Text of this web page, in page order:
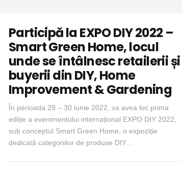
Participă la EXPO DIY 2022 –
Smart Green Home, locul
unde se întâlnesc retailerii și
buyerii din DIY, Home
Improvement & Gardening
În perioada 29 – 30 iunie 2022, va avea loc prima
ediție a evenimentului internațional EXPO DIY 2022,
sub conceptul Smart Green Home, o expoziție
dedicată categoriilor de produse DIY…